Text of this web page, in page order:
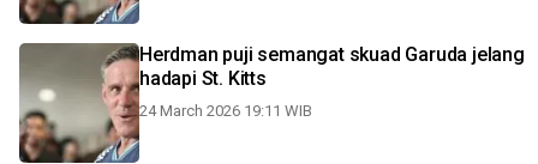
Herdman puji semangat skuad Garuda jelang
hadapi St. Kitts
24 March 2026 19:11 WIB